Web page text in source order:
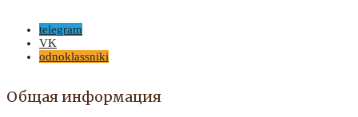
telegram
VK
odnoklassniki
Общая информация